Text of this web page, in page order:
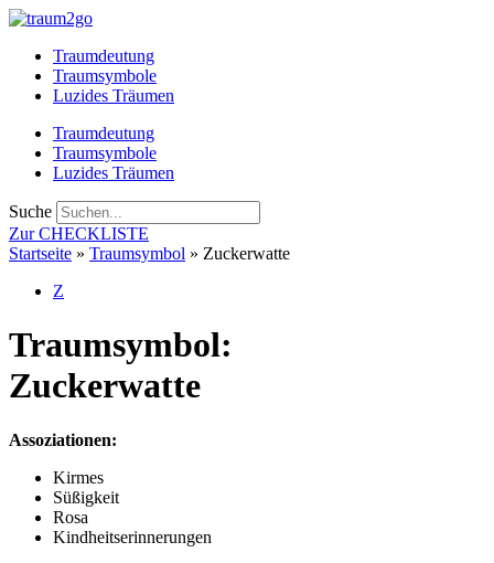
Zum
springenTraumdeutung
Traumsymbole
Luzides Träumen
Traumdeutung
Traumsymbole
Luzides Träumen
Suche
Zur CHECKLISTE
Startseite » Traumsymbol » Zuckerwatte
Z
Traumsymbol:
Zuckerwatte
Assoziationen:
Kirmes
Süßigkeit
Rosa
Kindheitserinnerungen